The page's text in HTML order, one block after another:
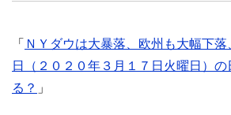
「 ＮＹダウは大暴落、欧州も大幅下
日（２０２０年３月１７日火曜日）
る？ 」